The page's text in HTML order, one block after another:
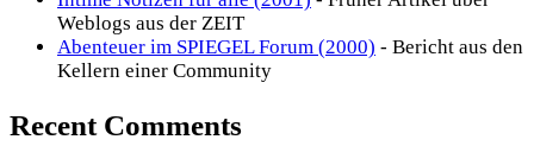
Weblogs aus der ZEIT
Abenteuer im SPIEGEL Forum (2000) - Bericht aus den
Kellern einer Community
Recent Comments